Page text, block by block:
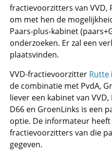
fractievoorzitters van VVD,
om met hen de
Paars-plus-kabinet
onderzoeken. Er zal een
plaatsvinden.
VVD-fractievoorzitter Rutte
de combinatie met PvdA,
liever een kabinet van VVD,
D66 en GroenLinks is een
optie. De informateur heeft
fractievoorzitters van die
gegeven.